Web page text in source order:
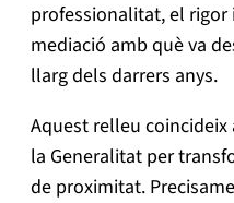
professionalitat, el rigor
mediació amb què va
llarg dels darrers anys.
Aquest relleu
la Generalitat per
de proximitat.